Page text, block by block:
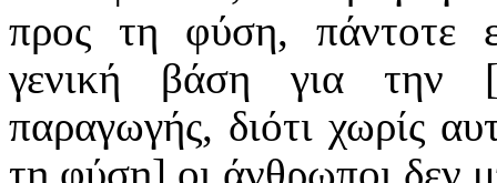
προς τη φύση, πάντοτε
γενική βάση για την
παραγωγής, διότι χωρίς